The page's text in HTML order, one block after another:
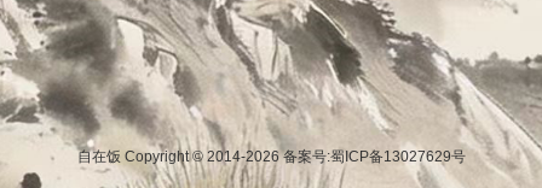
自在饭 Copyright © 2014-2026备案号:蜀ICP备13027629号